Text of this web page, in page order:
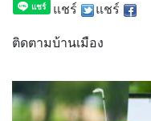
แชร์ แชร์
ติดตามบ้านเมือง